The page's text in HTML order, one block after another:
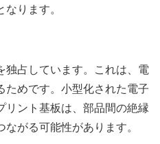
ります。
独占しています。これは、電
ためです。小型化された電子
リント基板は、部品間の絶縁
がる可能性があります。